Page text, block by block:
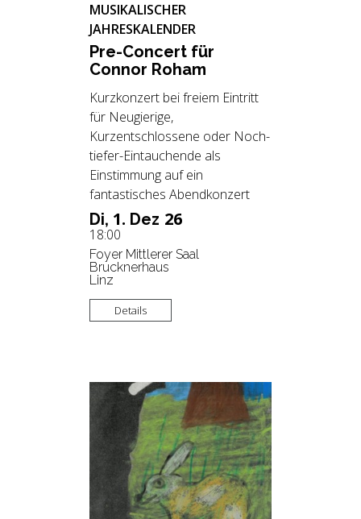
Di, 1. Dez 26
18:00
Foyer Mittlerer Saal
Brucknerhaus
Linz
MUSIKALISCHER
JAHRESKALENDER
Pre-Con­cert für
Con­nor Roham
Kurzkonzert bei freiem Eintritt
für Neugierige,
Kurzentschlossene oder Noch-
tiefer-Eintauchende als
Einstimmung auf ein
fantastisches Abendkonzert
Details